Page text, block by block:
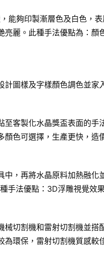
能夠印製漸層色及白色，
麗。此種手法優點為：
圖樣及字樣顏色調色並
客製化水晶獎盃表面的
色可選擇，生產更快，造
中，再將水晶原料加熱融
手法優點：3D浮雕視覺效
切割機和雷射切割機並
環保，雷射切割機質感